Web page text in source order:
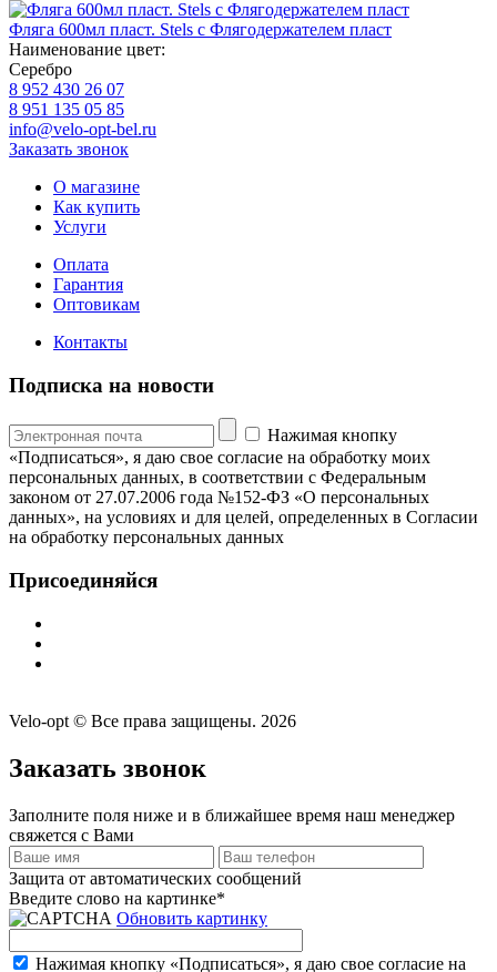
Фляга 600мл пласт. Stels с Флягодержателем пласт
Наименование цвет:
Серебро
8 952 430 26 07
8 951 135 05 85
info@velo-opt-bel.ru
Заказать звонок
О магазине
Как купить
Услуги
Оплата
Гарантия
Оптовикам
Контакты
Подписка на новости
Нажимая кнопку
«Подписаться», я даю свое согласие на обработку моих
персональных данных, в соответствии с Федеральным
законом от 27.07.2006 года №152-ФЗ «О персональных
данных», на условиях и для целей, определенных в Согласии
на обработку персональных данных
Присоединяйся
Velo-opt © Все права защищены. 2026
Заказать звонок
Заполните поля ниже и в ближайшее время наш менеджер
свяжется с Вами
Защита от автоматических сообщений
Введите слово на картинке*
Обновить картинку
Нажимая кнопку «Подписаться», я даю свое согласие на